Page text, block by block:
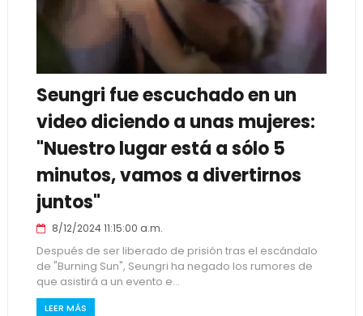
Seungri fue escuchado en un
video diciendo a unas mujeres:
"Nuestro lugar está a sólo 5
minutos, vamos a divertirnos
juntos"
8/12/2024 11:15:00 a.m.
Después de ser liberado de prisión tras el escándalo
de "Burning Sun", Seungri ha negado los rumores de
que asistirá a un evento e...
LEER MÁS